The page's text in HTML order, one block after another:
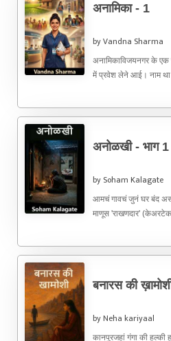
अनामिका - 1
by Vandna Sharma
अनामिकाविजयनगर के एक
में प्रवेश लेने आई। नाम
अनोळखी - भाग 1
by Soham Kalagate
आमचं गावचं जुनं घर बंद
माणूस 'राखणदार'
बनारस की
by Neha kariyaal
कानपुरजहां गंगा की